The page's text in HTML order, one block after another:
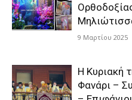
9 Μαρτίου 2025
Η Κυριακή
Φανάρι –